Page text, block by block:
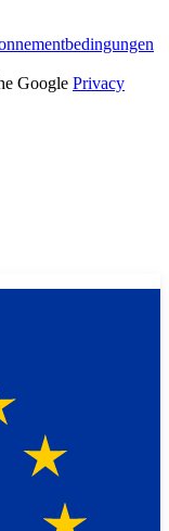
Google Privacy